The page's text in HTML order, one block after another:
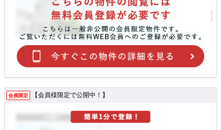
会員限定 【会員様限定で公開中！】